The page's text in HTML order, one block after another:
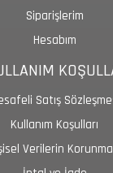
Siparişlerim
Hesabım
Satış
Kullanım Koşulları
Verilerin